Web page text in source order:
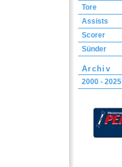
Tore
Assists
Scorer
Sünder
Archiv
2000 - 2025